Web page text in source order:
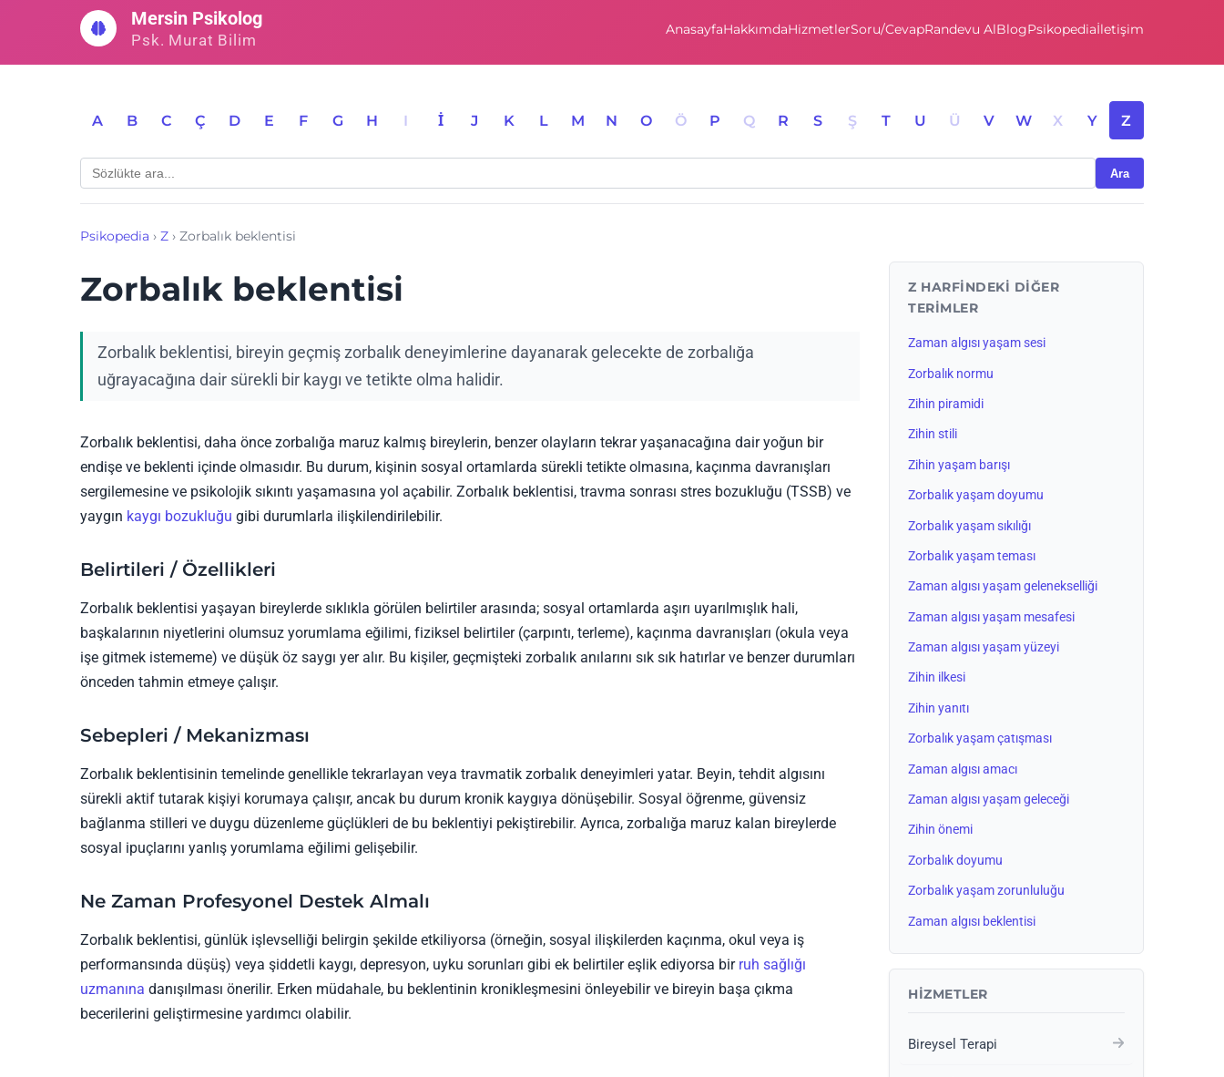
Mersin Psikolog
Psk. Murat Bilim
AnasayfaHakkımdaHizmetlerSoru/CevapRandevu AlBlogPsikopediaİletişim
A B C Ç D E F G H I İ J K L M N O Ö P Q R S Ş T U Ü V W X Y Z
Ara
Psikopedia › Z › Zorbalık beklentisi
Zorbalık beklentisi
Zorbalık beklentisi, bireyin geçmiş zorbalık deneyimlerine dayanarak gelecekte de zorbalığa
uğrayacağına dair sürekli bir kaygı ve tetikte olma halidir.
Zorbalık beklentisi, daha önce zorbalığa maruz kalmış bireylerin, benzer olayların tekrar yaşanacağına dair yoğun bir
endişe ve beklenti içinde olmasıdır. Bu durum, kişinin sosyal ortamlarda sürekli tetikte olmasına, kaçınma davranışları
sergilemesine ve psikolojik sıkıntı yaşamasına yol açabilir. Zorbalık beklentisi, travma sonrası stres bozukluğu (TSSB) ve
yaygın kaygı bozukluğu gibi durumlarla ilişkilendirilebilir.
Belirtileri / Özellikleri
Zorbalık beklentisi yaşayan bireylerde sıklıkla görülen belirtiler arasında; sosyal ortamlarda aşırı uyarılmışlık hali,
başkalarının niyetlerini olumsuz yorumlama eğilimi, fiziksel belirtiler (çarpıntı, terleme), kaçınma davranışları (okula veya
işe gitmek istememe) ve düşük öz saygı yer alır. Bu kişiler, geçmişteki zorbalık anılarını sık sık hatırlar ve benzer durumları
önceden tahmin etmeye çalışır.
Sebepleri / Mekanizması
Zorbalık beklentisinin temelinde genellikle tekrarlayan veya travmatik zorbalık deneyimleri yatar. Beyin, tehdit algısını
sürekli aktif tutarak kişiyi korumaya çalışır, ancak bu durum kronik kaygıya dönüşebilir. Sosyal öğrenme, güvensiz
bağlanma stilleri ve duygu düzenleme güçlükleri de bu beklentiyi pekiştirebilir. Ayrıca, zorbalığa maruz kalan bireylerde
sosyal ipuçlarını yanlış yorumlama eğilimi gelişebilir.
Ne Zaman Profesyonel Destek Almalı
Zorbalık beklentisi, günlük işlevselliği belirgin şekilde etkiliyorsa (örneğin, sosyal ilişkilerden kaçınma, okul veya iş
performansında düşüş) veya şiddetli kaygı, depresyon, uyku sorunları gibi ek belirtiler eşlik ediyorsa bir ruh sağlığı
uzmanına danışılması önerilir. Erken müdahale, bu beklentinin kronikleşmesini önleyebilir ve bireyin başa çıkma
becerilerini geliştirmesine yardımcı olabilir.
Z HARFINDEKI DIĞER
TERIMLER
Zaman algısı yaşam sesi
Zorbalık normu
Zihin piramidi
Zihin stili
Zihin yaşam barışı
Zorbalık yaşam doyumu
Zorbalık yaşam sıkılığı
Zorbalık yaşam teması
Zaman algısı yaşam gelenekselliği
Zaman algısı yaşam mesafesi
Zaman algısı yaşam yüzeyi
Zihin ilkesi
Zihin yanıtı
Zorbalık yaşam çatışması
Zaman algısı amacı
Zaman algısı yaşam geleceği
Zihin önemi
Zorbalık doyumu
Zorbalık yaşam zorunluluğu
Zaman algısı beklentisi
HIZMETLER
Bireysel Terapi